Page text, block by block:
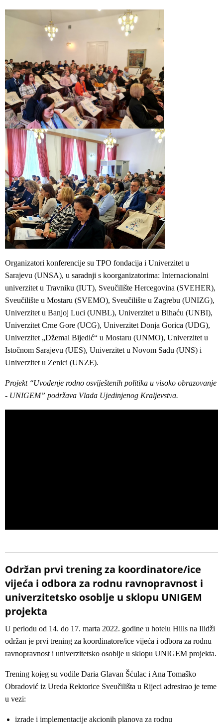
Organizatori konferencije su TPO fondacija i Univerzitet u
Sarajevu (UNSA), u saradnji s koorganizatorima: Internacionalni
univerzitet u Travniku (IUT), Sveučilište Hercegovina (SVEHER),
Sveučilište u Mostaru (SVEMO), Sveučilište u Zagrebu (UNIZG),
Univerzitet u Banjoj Luci (UNBL), Univerzitet u Bihaću (UNBI),
Univerzitet Crne Gore (UCG), Univerzitet Donja Gorica (UDG),
Univerzitet „Džemal Bijedić“ u Mostaru (UNMO), Univerzitet u
Istočnom Sarajevu (UES), Univerzitet u Novom Sadu (UNS) i
Univerzitet u Zenici (UNZE).
Projekt ‘‘Uvođenje rodno osviještenih politika u visoko obrazovanje
- UNIGEM” podržava Vlada Ujedinjenog Kraljevstva.
Održan prvi trening za koordinatore/ice
vijeća i odbora za rodnu ravnopravnost i
univerzitetsko osoblje u sklopu UNIGEM
projekta
U periodu od 14. do 17. marta 2022. godine u hotelu Hills na Ilidži
održan je prvi trening za koordinatore/ice vijeća i odbora za rodnu
ravnopravnost i univerzitetsko osoblje u sklopu UNIGEM projekta.
Trening kojeg su vodile Daria Glavan Šćulac i Ana Tomaško
Obradović iz Ureda Rektorice Sveučilišta u Rijeci adresirao je teme
u vezi:
izrade i implementacije akcionih planova za rodnu